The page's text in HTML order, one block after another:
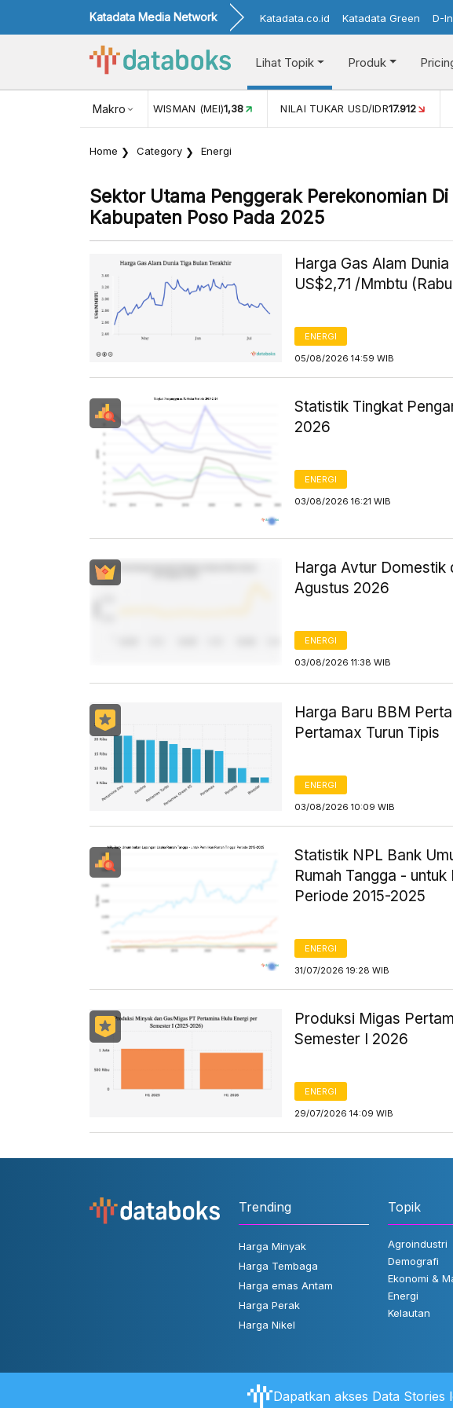
Katadata Media Network Katadata.co.id Katadata Green D-
Lihat Topik Produk
Makro
KUNJUNGAN WISMAN (MEI)1,38 NILAI TUKAR USD/IDR17.912
Home Category Energi
Sektor Utama Penggerak Perekonomian Di
Kabupaten Poso Pada 2025
Harga Gas Alam
US$2,71 /Mmbtu
ENERGI
05/08/2026 14:59 WIB
Statistik Tingkat
2026
ENERGI
03/08/2026 16:21 WIB
Harga Avtur Domestik
Agustus 2026
ENERGI
03/08/2026 11:38 WIB
Harga Baru BBM
Pertamax Turun Tipis
ENERGI
03/08/2026 10:09 WIB
Statistik NPL Bank
Rumah Tangga -
Periode 2015-2025
ENERGI
31/07/2026 19:28 WIB
Produksi Migas
Semester I 2026
ENERGI
29/07/2026 14:09 WIB
Trending
Harga Minyak
Harga Tembaga
Harga emas Antam
Harga Perak
Harga Nikel
Topik
Agroindustri
Demografi
Ekonomi &
Energi
Kelautan
Aturan Pengguna FAQ Hubungi Kami
Dapatkan akses Data Stories